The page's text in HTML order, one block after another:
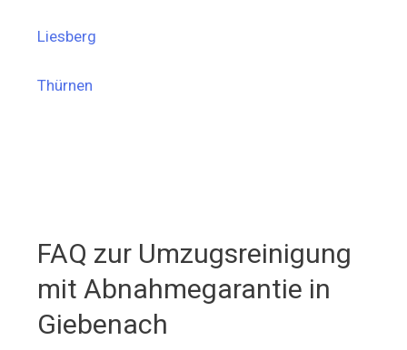
Liesberg
Thürnen
FAQ zur Umzugsreinigung
mit Abnahmegarantie in
Giebenach